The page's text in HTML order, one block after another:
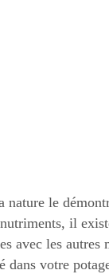
nature le
il
avec les autres
dans votre